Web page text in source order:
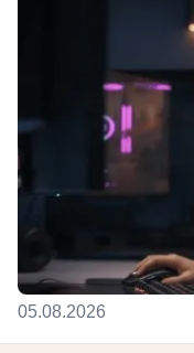
05.08.2026